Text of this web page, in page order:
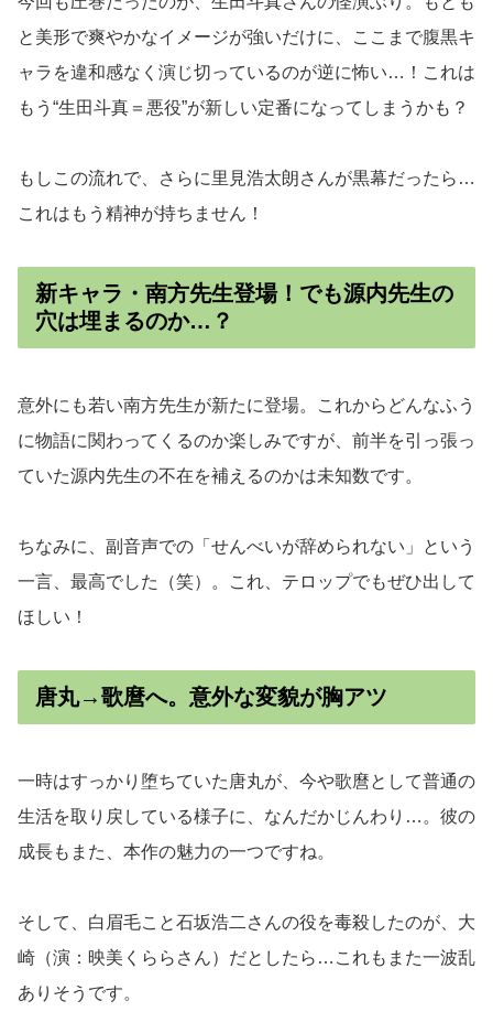
と美形で爽やかなイメージが強いだけに、ここまで腹黒キ
ャラを違和感なく演じ切っているのが逆に怖い…！これは
もう“生田斗真＝悪役”が新しい定番になってしまうかも？
もしこの流れで、さらに里見浩太朗さんが黒幕だったら…
これはもう精神が持ちません！
新キャラ・南方先生登場！でも源内先生の
穴は埋まるのか…？
意外にも若い南方先生が新たに登場。これからどんなふう
に物語に関わってくるのか楽しみですが、前半を引っ張っ
ていた源内先生の不在を補えるのかは未知数です。
ちなみに、副音声での「せんべいが辞められない」という
一言、最高でした（笑）。これ、テロップでもぜひ出して
ほしい！
唐丸→歌麿へ。意外な変貌が胸アツ
一時はすっかり堕ちていた唐丸が、今や歌麿として普通の
生活を取り戻している様子に、なんだかじんわり…。彼の
成長もまた、本作の魅力の一つですね。
そして、白眉毛こと石坂浩二さんの役を毒殺したのが、大
崎（演：映美くららさん）だとしたら…これもまた一波乱
ありそうです。